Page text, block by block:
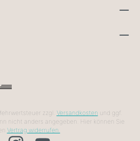
zzgl. Versandkosten und ggf.
nicht anders angegeben. Hier können Sie
Vertrag widerrufen.